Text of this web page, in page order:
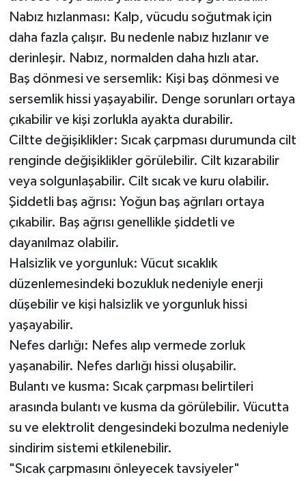
Nabız hızlanması: Kalp, vücudu soğutmak için
daha fazla çalışır. Bu nedenle nabız hızlanır ve
derinleşir. Nabız, normalden daha hızlı atar.
Baş dönmesi ve sersemlik: Kişi baş dönmesi ve
sersemlik hissi yaşayabilir. Denge sorunları ortaya
çıkabilir ve kişi zorlukla ayakta durabilir.
Ciltte değişiklikler: Sıcak çarpması durumunda cilt
renginde değişiklikler görülebilir. Cilt kızarabilir
veya solgunlaşabilir. Cilt sıcak ve kuru olabilir.
Şiddetli baş ağrısı: Yoğun baş ağrıları ortaya
çıkabilir. Baş ağrısı genellikle şiddetli ve
dayanılmaz olabilir.
Halsizlik ve yorgunluk: Vücut sıcaklık
düzenlemesindeki bozukluk nedeniyle enerji
düşebilir ve kişi halsizlik ve yorgunluk hissi
yaşayabilir.
Nefes darlığı: Nefes alıp vermede zorluk
yaşanabilir. Nefes darlığı hissi oluşabilir.
Bulantı ve kusma: Sıcak çarpması belirtileri
arasında bulantı ve kusma da görülebilir. Vücutta
su ve elektrolit dengesindeki bozulma nedeniyle
sindirim sistemi etkilenebilir.
"Sıcak çarpmasını önleyecek tavsiyeler"